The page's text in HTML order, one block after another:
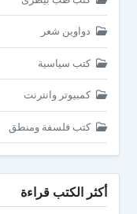
دواوين شعر
كتب سياسية
كمبيوتر وانترنت
كتب فلسفة ومنطق
أكثر الكتب قراءة